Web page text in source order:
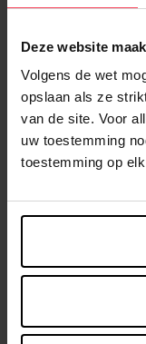
Deze website
Volgens de wet
opslaan als ze
van de site. Voor
uw toestemming
toestemming op
Gratis levering
Gratis retour in
Verzending
Beschrijving
Kenmerken
Klantereview